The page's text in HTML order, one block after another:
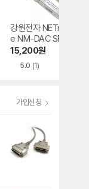
강원전자 NETmat
e NM-DAC SFP+
광모듈 케이블
15,200원
5.0 (1)
가입신청